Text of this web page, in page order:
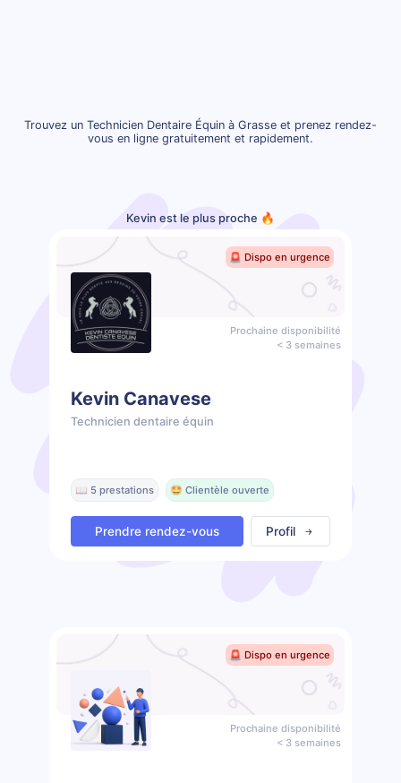
Trouvez un Technicien Dentaire Équin à Grasse et prenez rendez-
vous en ligne gratuitement et rapidement.
Kevin est le plus proche 🔥
🚨 Dispo en urgence
Prochaine disponibilité
< 3 semaines
Kevin Canavese
Technicien dentaire équin
📖 5 prestations 🤩 Clientèle ouverte
Prendre rendez-vous Profil
🚨 Dispo en urgence
Prochaine disponibilité
< 3 semaines